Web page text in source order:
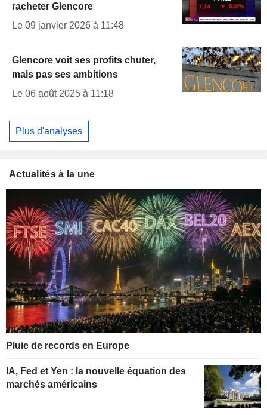
racheter Glencore
Le 09 janvier 2026 à 11:48
Glencore voit ses profits chuter,
mais pas ses ambitions
Le 06 août 2025 à 11:18
Plus d'analyses
Actualités à la une
Pluie de records en Europe
IA, Fed et Yen : la nouvelle équation des
marchés américains